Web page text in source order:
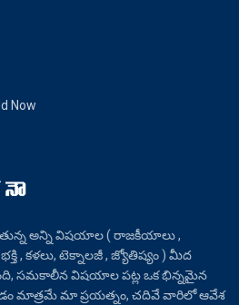
Now
అన్ని విషయాల ( రాజకీయాలు ,
, కళలు, టెక్నాలజీ , జ్యోతిష్యం ) మీద
సమకాలీన విషయాల పట్ల ఒక భిన్నమైన
మాత్రమే మా ప్రయత్నం, చదివే వారిలో ఆవేశ